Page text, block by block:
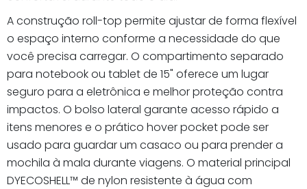
A construção roll-top permite ajustar de forma flexível
o espaço interno conforme a necessidade do que
você precisa carregar. O compartimento separado
para notebook ou tablet de 15" oferece um lugar
seguro para a eletrônica e melhor proteção contra
impactos. O bolso lateral garante acesso rápido a
itens menores e o prático hover pocket pode ser
usado para guardar um casaco ou para prender a
mochila à mala durante viagens. O material principal
DYECOSHELL™ de nylon resistente à água com